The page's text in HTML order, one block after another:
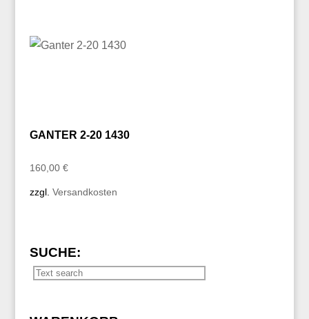
GANTER 2-20 1430
160,00 €
zzgl. Versandkosten
SUCHE: